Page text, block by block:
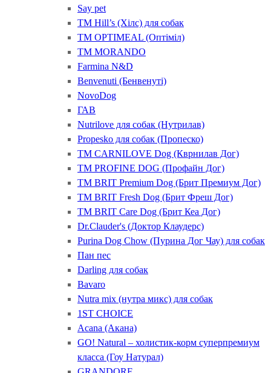
Say pet
ТМ Hill’s (Хілс) для собак
ТМ OPTIMEAL (Оптіміл)
ТМ MORANDO
Farmina N&D
Benvenuti (Бенвенуті)
NovoDog
ГАВ
Nutrilove для собак (Нутрилав)
Propesko для собак (Пропеско)
ТМ CARNILOVE Dog (Кврнилав Дог)
ТМ PROFINE DOG (Профайн Дог)
ТМ BRIT Premium Dog (Брит Премиум Дог)
ТМ BRIT Fresh Dog (Брит Фреш Дог)
ТМ BRIT Care Dog (Брит Кеа Дог)
Dr.Clauder's (Доктор Клаудерс)
Purina Dog Chow (Пурина Дог Чау) для собак
Пан пес
Darling для собак
Bavaro
Nutra mix (нутра микс) для собак
1ST CHOICE
Acana (Акана)
GO! Natural – холистик-корм суперпремиум
класса (Гоу Натурал)